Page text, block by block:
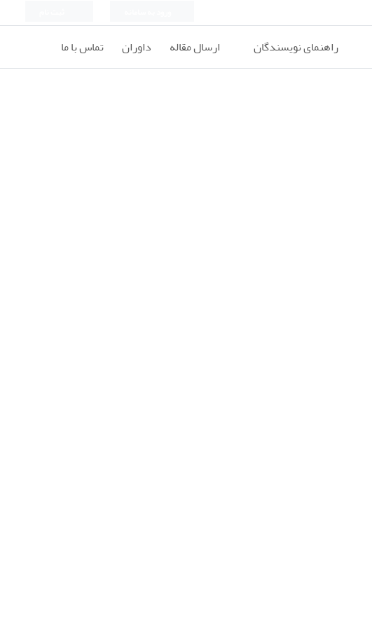
راهنمای نویسندگان ارسال مقاله داوران تماس با ما